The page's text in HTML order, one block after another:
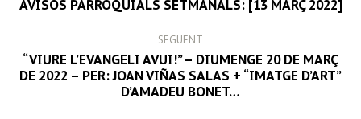
NAVIGATIONPrevious
AVISOS PARROQUIALS SETMANALS: [13 MARÇ 2022]
SEGÜENT
Next
post:
“VIURE L’EVANGELI AVUI!” – DIUMENGE 20 DE MARÇ
DE 2022 – PER: JOAN VIÑAS SALAS + “IMATGE D’ART”
D’AMADEU BONET…